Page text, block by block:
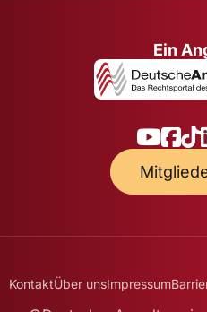
Ein
KontaktÜber unsImpressum